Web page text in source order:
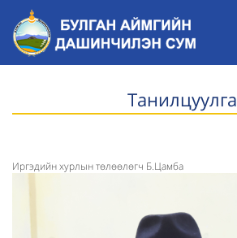
Танилцуулга
Иргэдийн хурлын төлөөлөгч Б.Цамба